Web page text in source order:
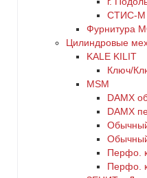
СТИС-М
Фурнитура
Цилиндровые
KALE KILIT
Ключ/
MSM
DАMX
DАMX
Перфо.
Перфо.